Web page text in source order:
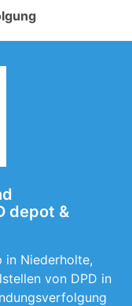
depot &
in Niederholte,
von DPD in